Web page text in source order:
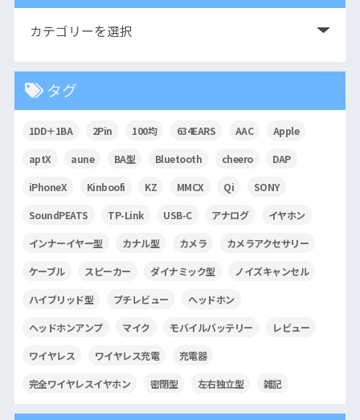
タグ
1DD＋1BA 2Pin 100均 634EARS AAC Apple
aptX aune BA型 Bluetooth cheero DAP
iPhoneX Kinboofi KZ MMCX Qi SONY
SoundPEATS TP-Link USB-C アナログ イヤホン
インナーイヤー型 カナル型 カメラ カメラアクセサリー
ケーブル スピーカー ダイナミック型 ノイズキャンセル
ハイブリッド型 プチレビュー ヘッドホン
ヘッドホンアンプ マイク モバイルバッテリー レビュー
ワイヤレス ワイヤレス充電 充電器
完全ワイヤレスイヤホン 密閉型 左右独立型 雑記